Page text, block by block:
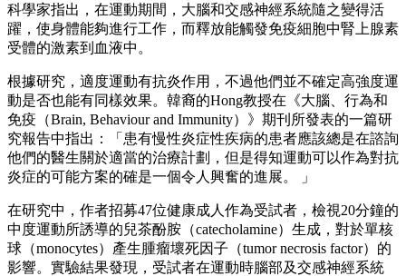
科學家指出，在運動期間，大腦和交感神經系統隨之變得活
躍，使身體能夠進行工作，而釋放能觸發免疫細胞中腎上腺素
受體的激素到血液中。
根據研究，適度運動有抗炎作用，不過他們並不確定高強度運
動是否也能有同樣效果。韓裔的Hong教授在《大腦、行為和
免疫（Brain, Behaviour and Immunity）》期刊所發表的一篇研
究報告中指出：「患有慢性炎症性疾病的患者應該總是在諮詢
他們的醫生關於適當的治療計劃，但是得知運動可以作為對抗
炎症的可能方案的確是一個令人興奮的進展。 」
在研究中，作者招募47位健康成人作為受試者，檢視20分鐘的
中度運動所誘導的兒茶酚胺（catecholamine）生成，對於單核
球（monocytes）產生腫瘤壞死因子（tumor necrosis factor）的
影響。實驗結果發現，受試者在運動時腦部及交感神經系統